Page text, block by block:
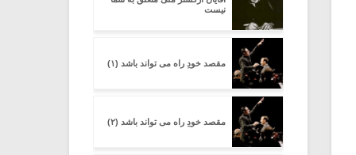
نیست
مقصد خودِ راه می تواند باشد (۱)
مقصد خودِ راه می تواند باشد (۲)